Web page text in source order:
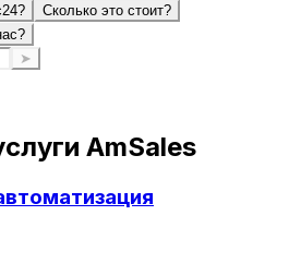
Сколько это стоит?
➤
AmSales